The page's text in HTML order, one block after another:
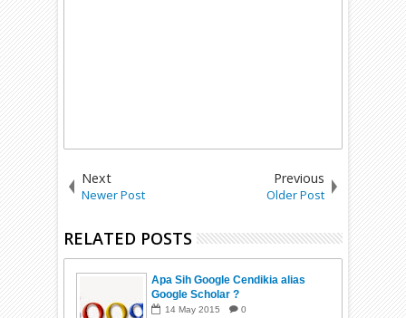
Next
Newer Post
Previous
Older Post
RELATED POSTS
Apa Sih Google Cendikia alias
Google Scholar ?
14 May 2015 0